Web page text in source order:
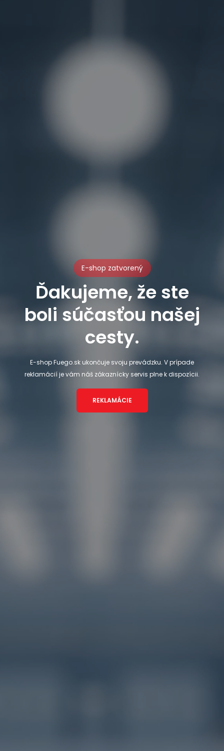
E-shop zatvorený
Ďakujeme, že ste
boli súčasťou našej
cesty.
E-shop Fuego.sk ukončuje svoju prevádzku. V prípade
reklamácií je vám náš zákaznícky servis plne k dispozícii.
REKLAMÁCIE